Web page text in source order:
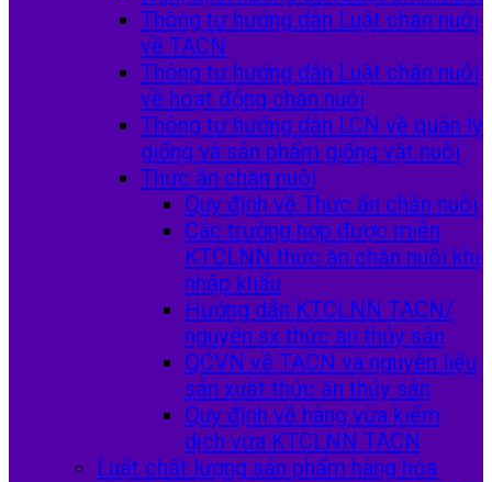
Thông tư hướng dẫn Luật chăn nuôi
về TACN
Thông tư hướng dẫn Luật chăn nuôi
về hoạt động chăn nuôi
Thông tư hướng dẫn LCN về quản lý
giống và sản phẩm giống vật nuôi
Thức ăn chăn nuôi
Quy định về Thức ăn chăn nuôi
Các trường hợp được miễn
KTCLNN thức ăn chăn nuôi khi
nhập khẩu
Hướng dẫn KTCLNN TACN/
nguyên sx thức ăn thủy sản
QCVN về TACN và nguyên liệu
sản xuất thức ăn thủy sản
Quy định về hàng vừa kiểm
dịch vừa KTCLNN TACN
Luật chất lượng sản phẩm hàng hóa